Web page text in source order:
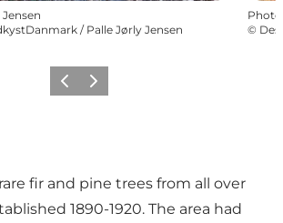
/ Palle Jørly Jensen
Photo
©
PrécédentSuivant
fir and pine trees from all over
1890-1920. The area had